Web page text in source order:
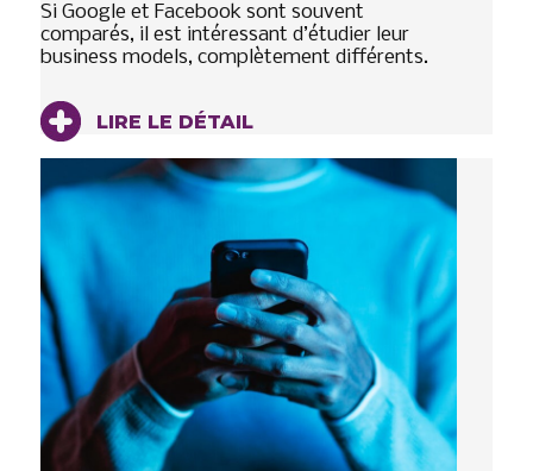
Si Google et Facebook sont souvent
comparés, il est intéressant d’étudier leur
business models, complètement différents.
LIRE LE DÉTAIL